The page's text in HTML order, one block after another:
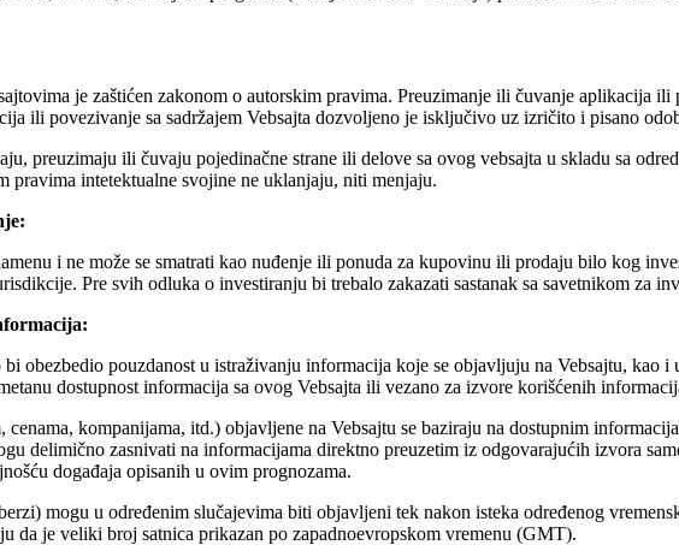
je zaštićen zakonom o autorskim pravima. Preuzimanje ili čuvanje aplikacija
ili povezivanje sa sadržajem Vebsajta dozvoljeno je isključivo uz izričito i pisano
preuzimaju ili čuvaju pojedinačne strane ili delove sa ovog vebsajta u skladu sa
pravima intetektualne svojine ne uklanjaju, niti menjaju.
i ne može se smatrati kao nuđenje ili ponuda za kupovinu ili prodaju bilo kog
Pre svih odluka o investiranju bi trebalo zakazati sastanak sa savetnikom za
obezbedio pouzdanost u istraživanju informacija koje se objavljuju na Vebsajtu,
dostupnost informacija sa ovog Vebsajta ili vezano za izvore korišćenih
kompanijama, itd.) objavljene na Vebsajtu se baziraju na dostupnim
delimično zasnivati na informacijama direktno preuzetim iz odgovarajućih izvora
događaja opisanih u ovim prognozama.
mogu u određenim slučajevima biti objavljeni tek nakon isteka određenog
da je veliki broj satnica prikazan po zapadnoevropskom vremenu (GMT).